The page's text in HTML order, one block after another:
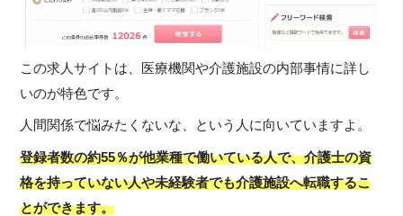
この求人サイトは、医療機関や介護施設の内部事情に詳し
いのが特色です。
人間関係で悩みたくないな、という人に向いていますよ。
登録者数の約55％が他業種で働いている人で、介護士の資
格を持っていない人や未経験者でも介護施設へ転職するこ
とができます。